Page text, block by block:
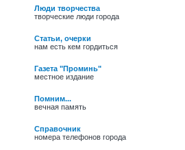
Люди творчества
творческие люди города
Статьи, очерки
нам есть кем гордиться
Газета "Проминь"
местное издание
Помним...
вечная память
Справочник
номера телефонов города